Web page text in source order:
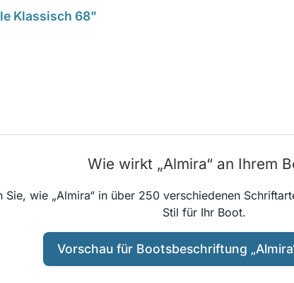
Klassisch 68"
Wie wirkt „Almira“ an Ihrem
wie „Almira“ in über 250 verschiedenen
Stil für Ihr Boot.
Vorschau für Bootsbeschriftung